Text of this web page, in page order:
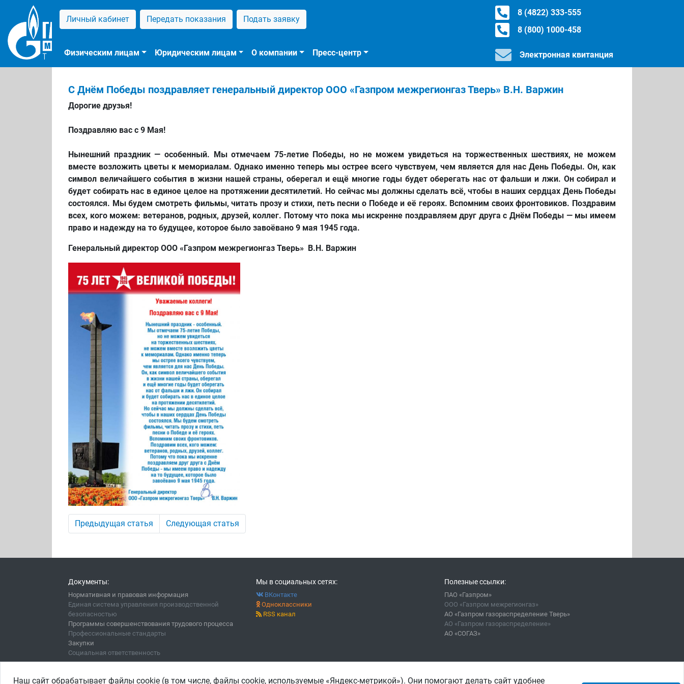
Личный кабинет Передать показания Подать заявку
8 (4822) 333-555
8 (800) 1000-458
Физическим лицам Юридическим лицам О компании Пресс-центр Электронная квитанция
С Днём Победы поздравляет генеральный директор ООО «Газпром межрегионгаз Тверь» В.Н. Варжин
Дорогие друзья!
Поздравляю вас с 9 Мая!
Нынешний праздник — особенный. Мыотмечаем 75-летие Победы, но не можем увидеться наторжественных шествиях, не можем
вместе возложить цветы к мемориалам. Однако именно теперь мы острее всего чувствуем, чем является для нас День Победы. Он, как
символ величайшегособытия в жизни нашей страны,оберегал иещё многие годы будет оберегатьнас от фальшии лжи. Онсобирал и
будет собирать нас в единое целое на протяжениидесятилетий. Но сейчас мы должнысделать всё, чтобы в наших сердцах День Победы
состоялся. Мы будем смотреть фильмы,читать прозу и стихи, петьпесни о Победе и её героях. Вспомним своих фронтовиков. Поздравим
всех, кого можем: ветеранов, родных, друзей, коллег. Потому что пока мы искренне поздравляем друг друга с Днём Победы — мы имеем
право и надежду на то будущее, которое было завоёвано 9 мая 1945 года.
Генеральный директор ООО «Газпром межрегионгаз Тверь» В.Н. Варжин
Предыдущая статья Следующая статья
Наш сайт обрабатывает файлы cookie (в том числе, файлы cookie, используемые «Яндекс-метрикой»). Они помогают делать сайт удобнее
Документы:
Нормативная и правовая информация
Единая система управления производственной
безопасностью
Программы совершенствования трудового процесса
Профессиональные стандарты
Закупки
Социальная ответственность
Мы в социальных сетях:
ВКонтакте
Одноклассники
RSS канал
Полезные ссылки:
ПАО «Газпром»
ООО «Газпром межрегионгаз»
АО «Газпром газораспределение Тверь»
АО «Газпром газораспределение»
АО «СОГАЗ»